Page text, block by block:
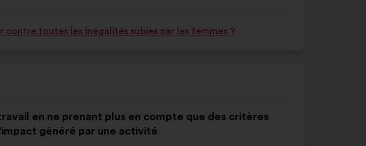
contre toutes les inégalités subies par les femmes ?
en ne prenant plus en compte que des critères
généré par une activité